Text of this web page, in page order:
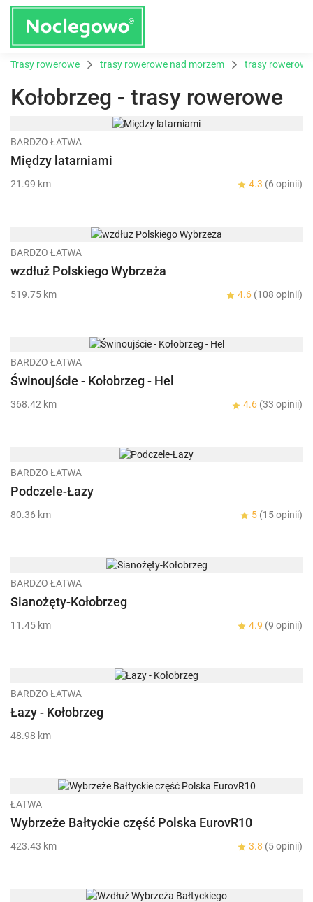
Trasy rowerowe trasy rowerowe nad morzem trasy
Kołobrzeg - trasy rowerowe
BARDZO ŁATWA
Między latarniami
21.99 km 4.3 (6 opinii)
BARDZO ŁATWA
wzdłuż Polskiego Wybrzeża
519.75 km 4.6 (108 opinii)
BARDZO ŁATWA
Świnoujście - Kołobrzeg - Hel
368.42 km 4.6 (33 opinii)
BARDZO ŁATWA
Podczele-Łazy
80.36 km 5 (15 opinii)
BARDZO ŁATWA
Sianożęty-Kołobrzeg
11.45 km 4.9 (9 opinii)
BARDZO ŁATWA
Łazy - Kołobrzeg
48.98 km
ŁATWA
Wybrzeże Bałtyckie część Polska EurovR10
423.43 km 3.8 (5 opinii)